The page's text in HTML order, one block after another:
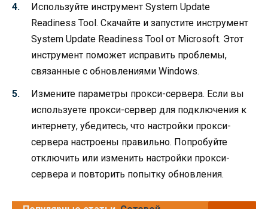
Используйте инструмент System Update
Readiness Tool. Скачайте и запустите инструмент
System Update Readiness Tool от Microsoft. Этот
инструмент поможет исправить проблемы,
связанные с обновлениями Windows.
Измените параметры прокси-сервера. Если вы
используете прокси-сервер для подключения к
интернету, убедитесь, что настройки прокси-
сервера настроены правильно. Попробуйте
отключить или изменить настройки прокси-
сервера и повторить попытку обновления.